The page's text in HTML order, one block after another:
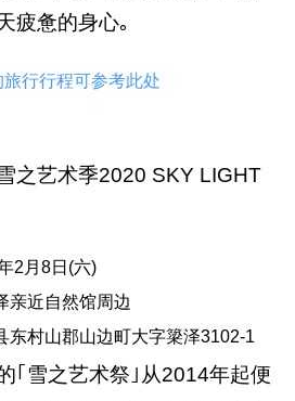
疲惫的身心｡
行行程可参考此处
之艺术季2020 SKY LIGHT
2月8日(六)
亲近自然馆周边
东村山郡山边町大字簗泽3102-1
｢雪之艺术祭｣从2014年起便